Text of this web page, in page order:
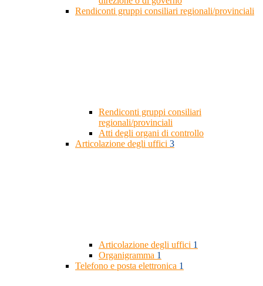
Rendiconti gruppi consiliari regionali/provinciali
Rendiconti gruppi consiliari
regionali/provinciali
Atti degli organi di controllo
Articolazione degli uffici 3
Articolazione degli uffici 1
Organigramma 1
Telefono e posta elettronica 1